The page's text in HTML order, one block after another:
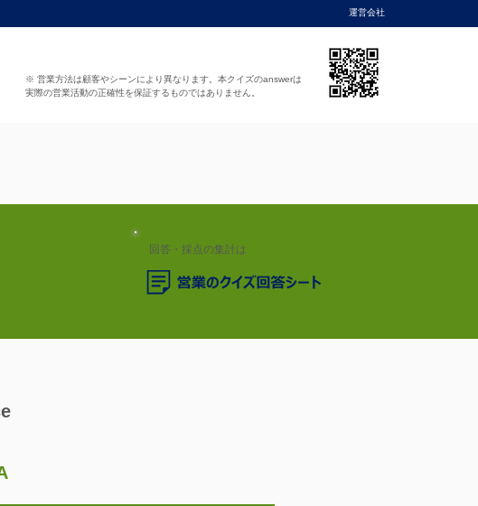
運営会社
※ 営業方法は顧客やシーンにより異なります。本クイズのanswerは
実際の営業活動の正確性を保証するものではありません。
回答・採点の集計は